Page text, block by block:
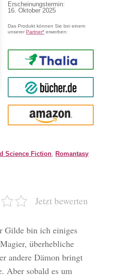
Erscheinungstermin:
16. Oktober 2025
Das Produkt können Sie bei einem
unsererPartner* erwerben:
Thalia
buecher.de
Amazon
Science Fiction ,Romantasy
Jetzt bewerten
Gilde bin ich einiges
überhebliche
andere Dämon bringt
Aber sobald es um